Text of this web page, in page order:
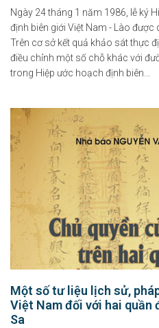
Ngày 24 tháng 1 năm 1986, lễ ký
định biên giới Việt Nam - Lào được
Trên cơ sở kết quả khảo sát thực
điều chỉnh một số chỗ khác với
trong Hiệp ước hoạch định biên...
Một số tư liệu lịch sử,
Việt Nam đối với hai quần
Sa